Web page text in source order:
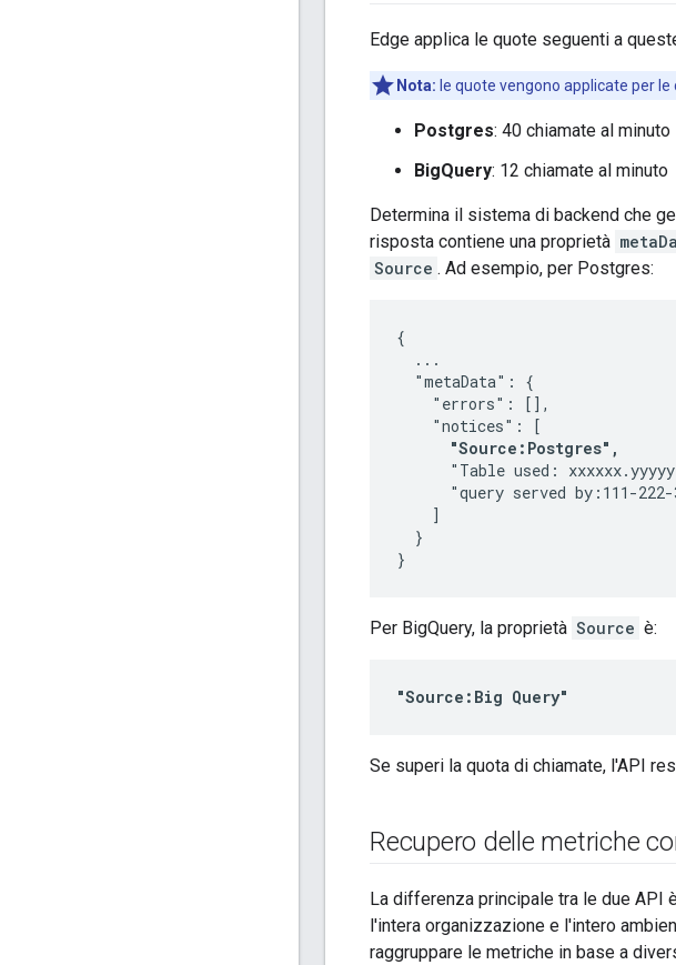
Edge applica le quote seguenti a
Nota: le quote vengono applicate per
Postgres: 40 chiamate al minuto
BigQuery: 12 chiamate al minuto
Determina il sistema di backend che
risposta contiene una proprietà
Source . Ad esempio, per Postgres:
{
  ...
  "metaData": {
    "errors": [],
    "notices": [
"Source:Postgres",
"Table used:
"query served by:111-222-
    ]
  }
}
Per BigQuery, la proprietà Source è:
"Source:Big Query"
Se superi la quota di chiamate, l'API
Recupero delle metriche
La differenza principale tra le due API
l'intera organizzazione e l'intero
raggruppare le metriche in base a